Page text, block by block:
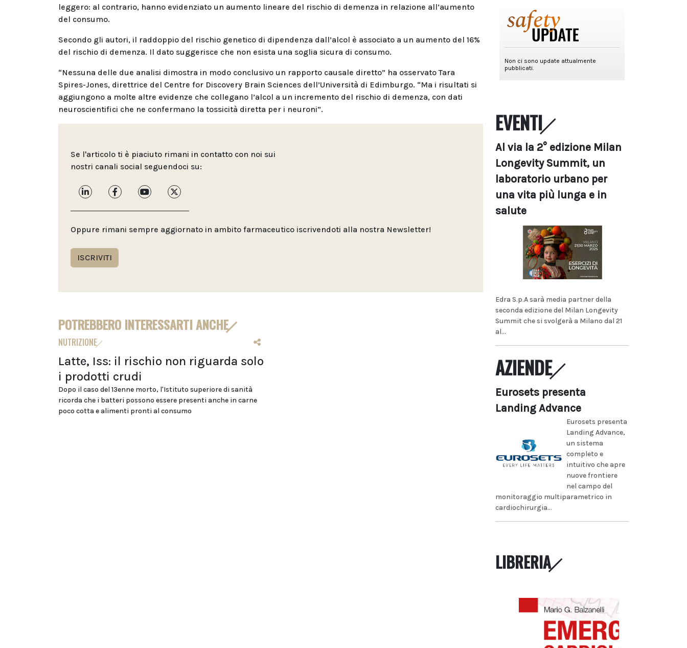
leggero: al contrario, hanno evidenziato un aumento lineare del rischio di demenza in relazione all’aumento
del consumo.
Secondo gli autori, il raddoppio del rischio genetico di dipendenza dall’alcol è associato a un aumento del 16%
del rischio di demenza. Il dato suggerisce che non esista una soglia sicura di consumo.
“Nessuna delle due analisi dimostra in modo conclusivo un rapporto causale diretto” ha osservato Tara
Spires-Jones, direttrice del Centre for Discovery Brain Sciences dell’Università di Edimburgo. “Ma i risultati si
aggiungono a molte altre evidenze che collegano l’alcol a un incremento del rischio di demenza, con dati
neuroscientifici che ne confermano la tossicità diretta per i neuroni”.
Se l'articolo ti è piaciuto rimani in contatto con noi sui
nostri canali social seguendoci su:
Oppure rimani sempre aggiornato in ambito farmaceutico iscrivendoti alla nostra Newsletter!
ISCRIVITI
POTREBBERO INTERESSARTI ANCHE
NUTRIZIONE
Latte, Iss: il rischio non riguarda solo
i prodotti crudi
Dopo il caso del 13enne morto, l'Istituto superiore di sanità
ricorda che i batteri possono essere presenti anche in carne
poco cotta e alimenti pronti al consumo
EVENTI
Al via la 2° edizione Milan
Longevity Summit, un
laboratorio urbano per
una vita più lunga e in
salute
Edra S.p.A sarà media partner della
seconda edizione del Milan Longevity
Summit che si svolgerà a Milano dal 21
al...
AZIENDE
Eurosets presenta
Landing Advance
Eurosets presenta
Landing Advance,
un sistema
completo e
intuitivo che apre
nuove frontiere
nel campo del
monitoraggio multiparametrico in
cardiochirurgia...
LIBRERIA